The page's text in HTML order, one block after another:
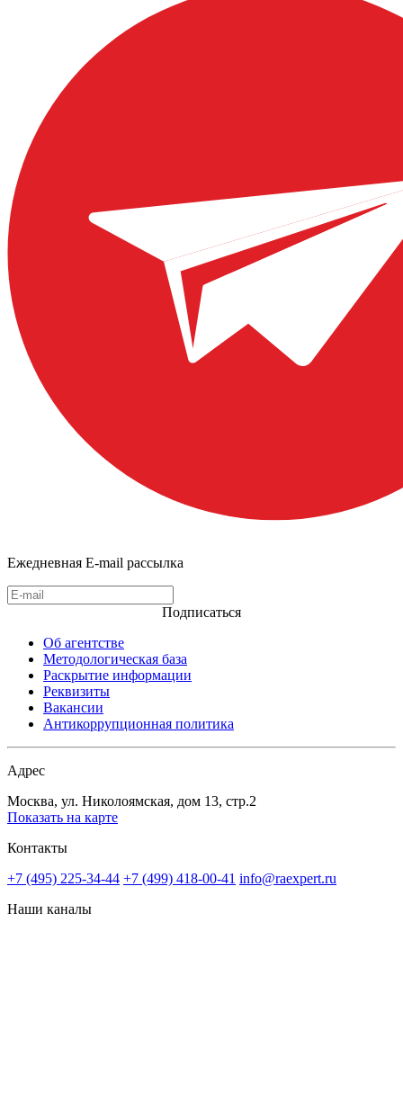
Ежедневная E-mail рассылка
Подписаться
Об агентстве
Методологическая база
Раскрытие информации
Реквизиты
Вакансии
Антикоррупционная политика
Адрес
Москва, ул. Николоямская, дом 13, стр.2
Показать на карте
Контакты
+7 (495) 225-34-44 +7 (499) 418-00-41 info@raexpert.ru
Наши каналы